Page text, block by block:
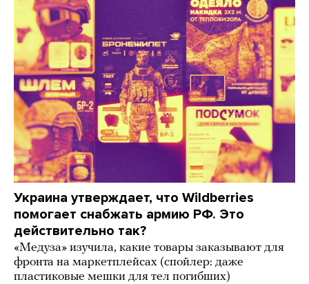
Украина утверждает, что Wildberries
помогает снабжать армию РФ. Это
действительно так?
«Медуза» изучила, какие товары заказывают для
фронта на маркетплейсах (спойлер: даже
пластиковые мешки для тел погибших)